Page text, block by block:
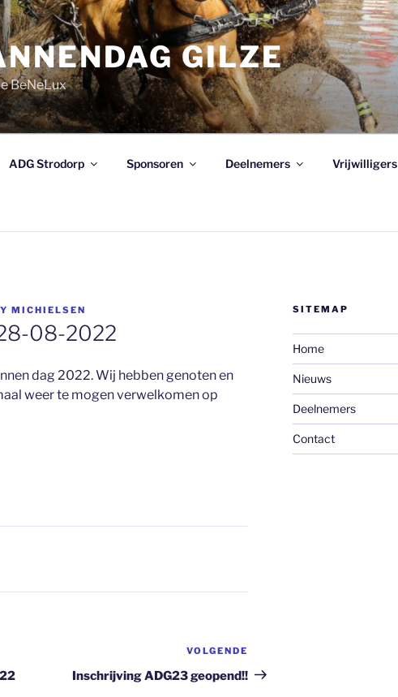
GILZE
BeNeLux
ADG Strodorp Sponsoren Deelnemers Vrijwilligers
MICHIELSEN
08-2022
dag 2022. Wij hebben genoten en
weer te mogen verwelkomen op
bericht
VOLGENDE
Inschrijving ADG23 geopend!!
SITEMAP
Home
Nieuws
Deelnemers
Contact